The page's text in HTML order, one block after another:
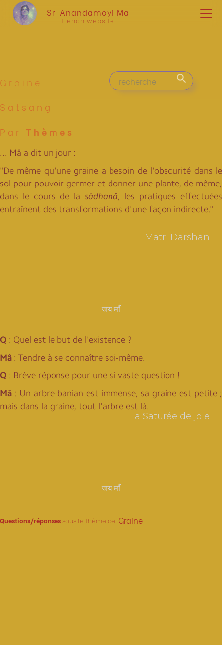
Sri Anandamoyi Ma
french website
Graine
Satsang
Par Thèmes
... Mâ a dit un jour :
"De même qu'une graine a besoin de l'obscurité dans le
sol pour pouvoir germer et donner une plante, de même,
dans le cours de la sâdhanâ, les pratiques effectuées
entraînent des transformations d'une façon indirecte."
Matri Darshan
जय माँ
Q : Quel est le but de l'existence ?
Mâ : Tendre à se connaître soi-même.
Q : Brève réponse pour une si vaste question !
Mâ : Un arbre-banian est immense, sa graine est petite ;
mais dans la graine, tout l'arbre est là.
La Saturée de joie
जय माँ
Questions/réponses sous le thème de :Graine